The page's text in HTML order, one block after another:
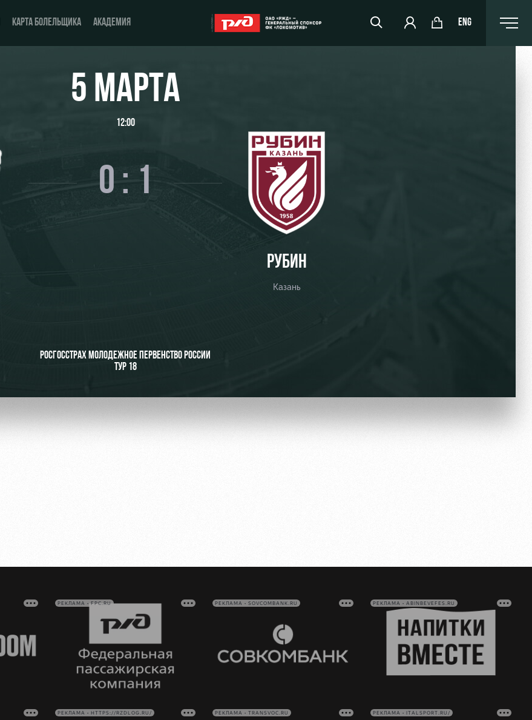
КАРТА БОЛЕЛЬЩИКА АКАДЕМИЯ ENG
Организация мероприятий
Аренда площадей
Ледовый дворец
5 МАРТА
12:00
0 : 1
РУБИН
Казань
РОСГОССТРАХ МОЛОДЕЖНОЕ ПЕРВЕНСТВО РОССИИ
ТУР 18
РЕКЛАМА • FPC.RU РЕКЛАМА • SOVCOMBANK.RU РЕКЛАМА • ABINBEVEFES.RU
РЕКЛАМА • HTTPS://RZDLOG.RU/ РЕКЛАМА • TRANSVOC.RU РЕКЛАМА • ITALSPORT.RU/